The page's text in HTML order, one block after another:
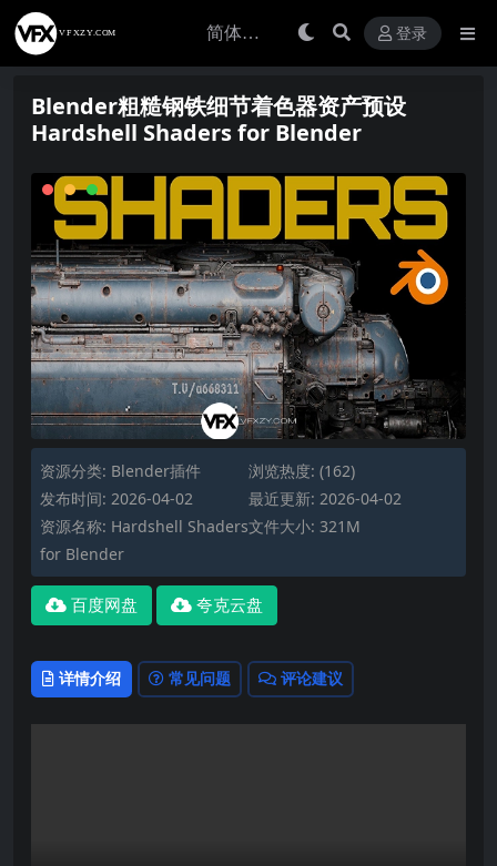
登录
Blender粗糙钢铁细节着色器资产预设
Hardshell Shaders for Blender
资源分类: Blender插件
浏览热度: (162)
发布时间: 2026-04-02
最近更新: 2026-04-02
资源名称: Hardshell Shaders
for Blender
文件大小: 321M
百度网盘 夸克云盘
详情介绍 常见问题 评论建议